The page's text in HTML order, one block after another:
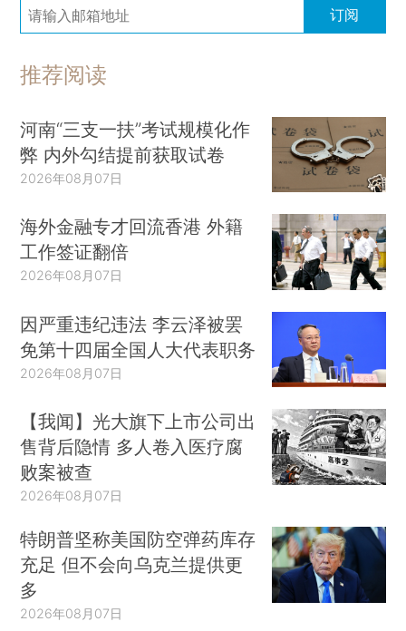
都没有。小程序刚推出的时候，还允许小程序跳转
到App，但几个月前，腾讯通知 [v] 大家：不再提
供小程序打开App的技术服务。这么做对谁有利？
当然是腾讯，因为流量都在微信里了，而且就短视
频而言，快手和b站再亲也不如腾讯自己的亲儿子
微视和视频号亲。如果解除链接屏蔽，腾讯对投资
企业的控制力会减弱不少。
二、腾讯屏蔽竞争对手网址链接为什么是违法的？
1、违反《反垄断法》
讼与腾讯屏蔽竞争对手法律风险》 [vi] 一文中有详
细的阐述。简略概况一下，腾讯屏蔽竞争对手时，
除了屏蔽开放平台接入，腾讯还在社交软件中屏蔽
竞争对手的网站链接。虽然普通平台不允许竞争对
手借开放平台接入蹭流量很正常，完全不违法，但
如果你是一个具有市场支配地位的平台，那么法律
对你的要求就不一样了。各国的反垄断法都规定，
位，排除、限制竞争，没有正当理由，不得拒绝与
交易相对人进行交易。而屏蔽链接就是拒绝交易，
是《反垄断法》禁止的垄断行为。
订阅
推荐阅读
河南“三支一扶”考试规模化作
弊 内外勾结提前获取试卷
2026年08月07日
海外金融专才回流香港 外籍
工作签证翻倍
2026年08月07日
因严重违纪违法 李云泽被罢
免第十四届全国人大代表职务
2026年08月07日
【我闻】光大旗下上市公司出
售背后隐情 多人卷入医疗腐
败案被查
2026年08月07日
特朗普坚称美国防空弹药库存
充足 但不会向乌克兰提供更
多
2026年08月07日